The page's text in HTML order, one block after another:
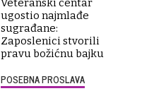
Veteranski centar
ugostio najmlađe
sugrađane:
Zaposlenici stvorili
pravu božićnu bajku
POSEBNA PROSLAVA